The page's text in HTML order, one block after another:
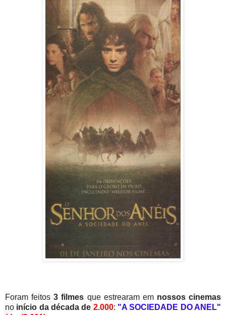
Foram feitos3 filmes que estrearam emnossos cinemas
no início da década de 2.000: "A SOCIEDADE DO ANEL"